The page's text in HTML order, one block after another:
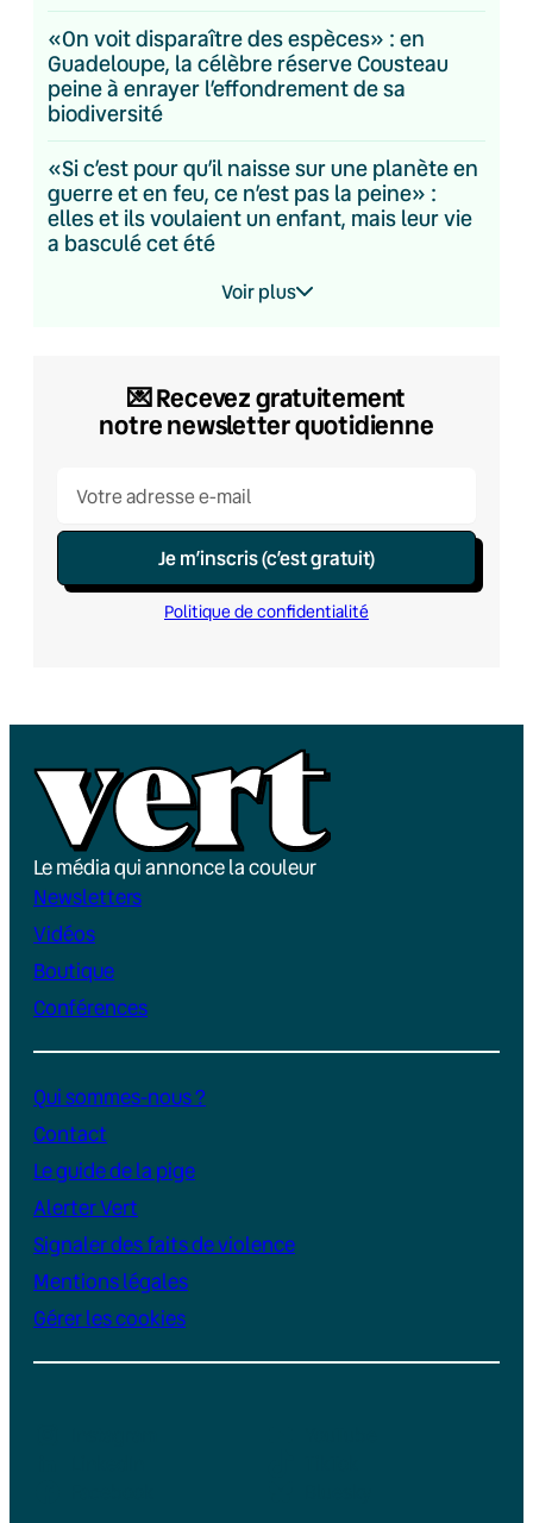
«On voit disparaître des espèces» : en
Guadeloupe, la célèbre réserve Cousteau
peine à enrayer l’effondrement de sa
biodiversité
«Si c’est pour qu’il naisse sur une planète en
guerre et en feu, ce n’est pas la peine» :
elles et ils voulaient un enfant, mais leur vie
a basculé cet été
Voir plus
💌​ Recevez gratuitement
notre newsletter quotidienne
Je m’inscris (c’est gratuit)
Politique de confidentialité
Le média qui annonce la couleur
Newsletters
Vidéos
Boutique
Conférences
Qui sommes-nous ?
Contact
Le guide de la pige
Alerter Vert
Signaler des faits de violence
Mentions légales
Gérer les cookies